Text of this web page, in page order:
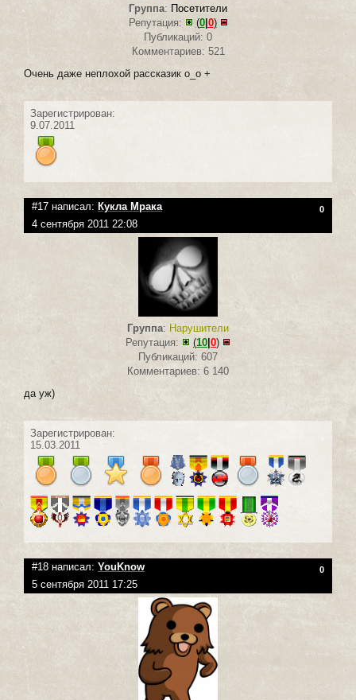
Группа: Посетители
Репутация:
(0| 0)
Публикаций: 0
Комментариев: 521
Очень даже неплохой рассказик о_о +
Зарегистрирован:
9.07.2011
#17 написал: Кукла Мрака 0
4 сентября 2011 22:08
Группа: Нарушители
Репутация:
(10 0)
Публикаций: 607
Комментариев: 6 140
да уж)
Зарегистрирован:
15.03.2011
#18 написал: YouKnow 0
5 сентября 2011 17:25